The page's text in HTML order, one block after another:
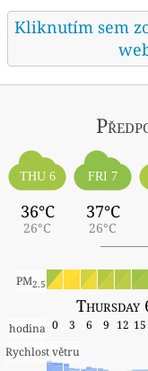
Kliknutím sem
THU 6
36°C
26°C
FRI 7
37°C
26°C
PM2.5
Thursday
hodina 0 3 6 9 12 15
Rychlost větru